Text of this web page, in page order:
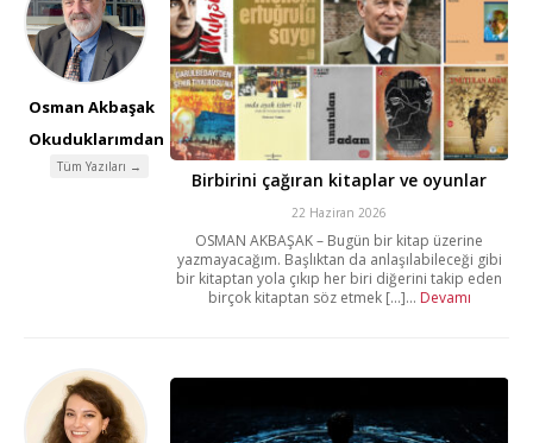
Osman Akbaşak
Okuduklarımdan
Tüm Yazıları →
Birbirini çağıran kitaplar ve oyunlar
22 Haziran 2026
OSMAN AKBAŞAK – Bugün bir kitap üzerine
yazmayacağım. Başlıktan da anlaşılabileceği gibi
bir kitaptan yola çıkıp her biri diğerini takip eden
birçok kitaptan söz etmek [...]... Devamı